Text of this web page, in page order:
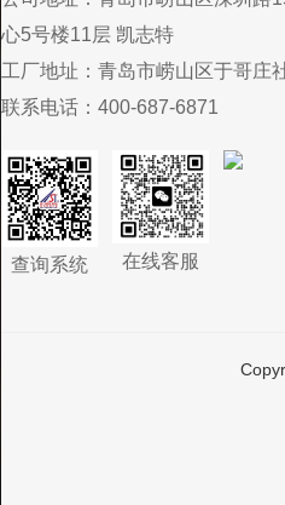
心5号楼11层 凯志特
工厂地址： 青岛市崂山区于哥庄
联系电话： 400-687-6871
查询系统 在线客服